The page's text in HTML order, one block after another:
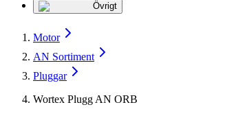
Övrigt
Motor
AN Sortiment
Pluggar
Wortex Plugg AN ORB